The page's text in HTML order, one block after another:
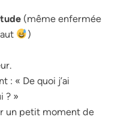
(même enfermée
)
: « De quoi j’ai
? »
un petit moment de